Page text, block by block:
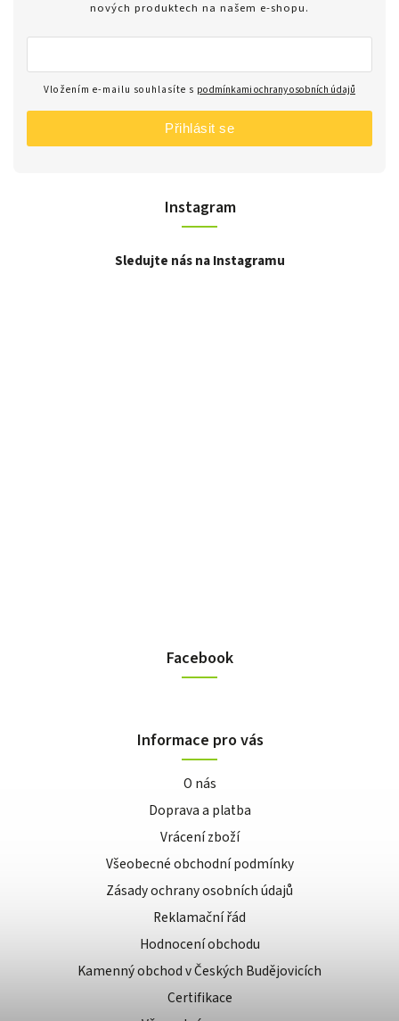
Instagram
Sledujte nás na Instagramu
nových produktech na našem e-shopu.
Vložením e-mailu souhlasíte s podmínkami ochrany osobních údajů
Přihlásit se
Facebook
Informace pro vás
O nás
Doprava a platba
Vrácení zboží
Všeobecné obchodní podmínky
Zásady ochrany osobních údajů
Reklamační řád
Hodnocení obchodu
Kamenný obchod v Českých Budějovicích
Certifikace